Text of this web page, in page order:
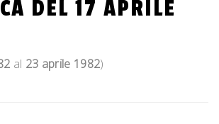
DEL 17 APRILE
al 23 aprile 1982)